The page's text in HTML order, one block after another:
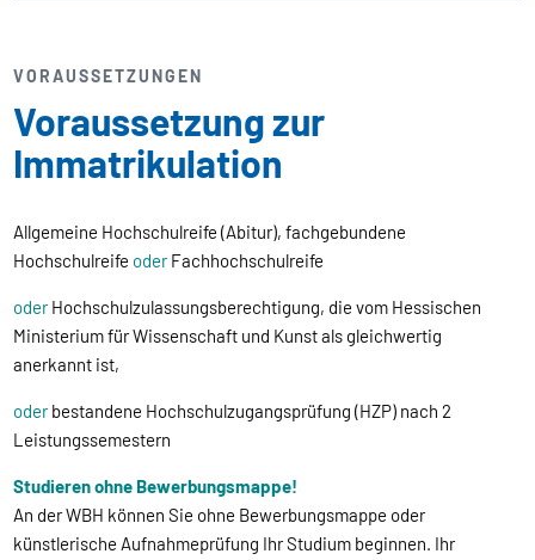
VORAUSSETZUNGEN
Voraussetzung zur
Immatrikulation
Allgemeine Hochschulreife (Abitur), fachgebundene
Hochschulreife oderFachhochschulreife
oderHochschulzulassungsberechtigung, die vom Hessischen
Ministerium für Wissenschaft und Kunst als gleichwertig
anerkannt ist,
oderbestandene Hochschulzugangsprüfung (HZP) nach 2
Leistungssemestern
Studieren ohne Bewerbungsmappe!
An der WBH können Sie ohne Bewerbungsmappe oder
künstlerische Aufnahmeprüfung Ihr Studium beginnen. Ihr